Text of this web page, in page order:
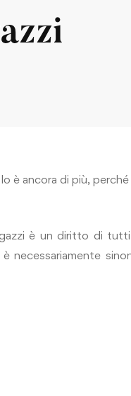
è ancora di più,
è un diritto di